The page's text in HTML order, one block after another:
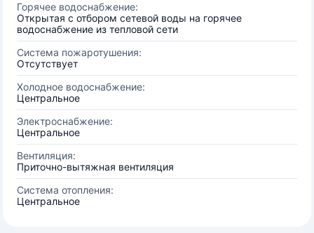
Горячее водоснабжение:
Открытая с отбором сетевой воды на горячее
водоснабжение из тепловой сети
Система пожаротушения:
Отсутствует
Холодное водоснабжение:
Центральное
Электроснабжение:
Центральное
Вентиляция:
Приточно-вытяжная вентиляция
Система отопления:
Центральное